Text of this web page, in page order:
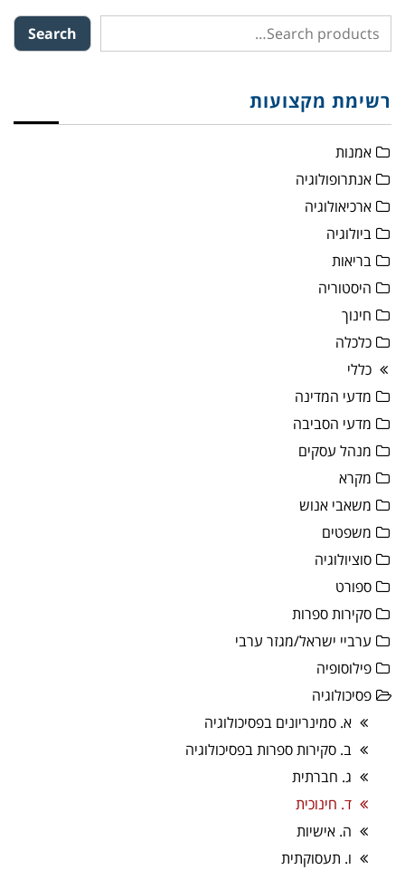
Search
רשימת מקצועות
אמנות
אנתרופולוגיה
ארכיאולוגיה
ביולוגיה
בריאות
היסטוריה
חינוך
כלכלה
כללי
מדעי המדינה
מדעי הסביבה
מנהל עסקים
מקרא
משאבי אנוש
משפטים
סוציולוגיה
ספורט
סקירות ספרות
ערביי ישראל/מגזר ערבי
פילוסופיה
פסיכולוגיה
א. סמינריונים בפסיכולוגיה
ב. סקירות ספרות בפסיכולוגיה
ג. חברתית
ד. חינוכית
ה. אישיות
ו. תעסוקתית